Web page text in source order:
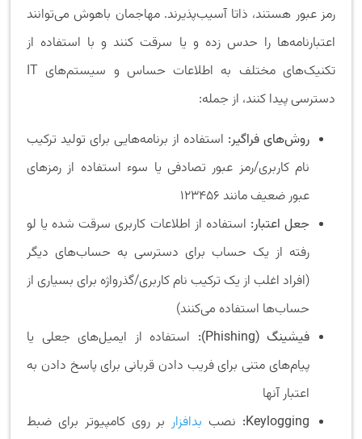
رمز عبور هستند، ذاتا آسیب‌پذیرند. مهاجمان باهوش می‌توانند
اعتبارنامه‌ها را حدس زده و یا سرقت کنند و با استفاده از
تکنیک‌های مختلف به اطلاعات حساس و سیستم‌های IT
دسترسی پیدا کنند، از جمله:
روش‌های فراگیر: استفاده از برنامه‌هایی برای تولید ترکیب
نام کاربری/رمز عبور تصادفی یا سوء استفاده از رمزهای
عبور ضعیف مانند 123456
جعل اعتبار: استفاده از اطلاعات کاربری سرقت شده یا لو
رفته از یک حساب برای دسترسی به حساب‌های دیگر
(افراد اغلب از یک ترکیب نام کاربری/گذرواژه برای بسیاری از
حساب‌ها استفاده می‌کنند)
فیشینگ (Phishing)
: استفاده از ایمیل‌های جعلی یا
پیام‌های متنی برای فریب دادن قربانی برای پاسخ دادن به
اعتبار آنها
Keylogging: نصب بدافزار بر روی کامپیوتر برای ضبط